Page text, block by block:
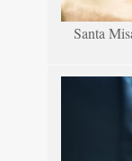
Santa